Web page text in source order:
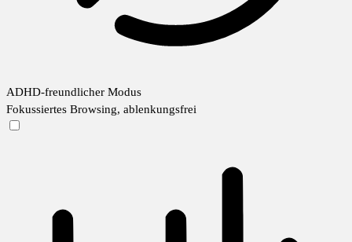
ADHD-freundlicher Modus
Fokussiertes Browsing, ablenkungsfrei